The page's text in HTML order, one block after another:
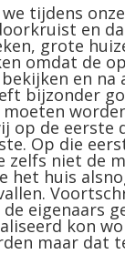
tijdens
en
grote
omdat de
en
bijzonder
op de eerste
Op die
zelfs niet de
het huis
eigenaars
kon
maar dat